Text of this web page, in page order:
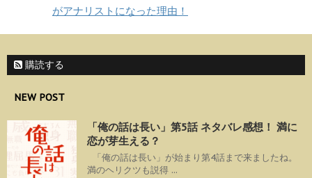
がアナリストになった理由！
購読する
NEW POST
「俺の話は長い」第5話 ネタバレ感想！ 満に
恋が芽生える？
「俺の話は長い」が始まり第4話まで来ましたね。
満のヘリクツも説得 ...